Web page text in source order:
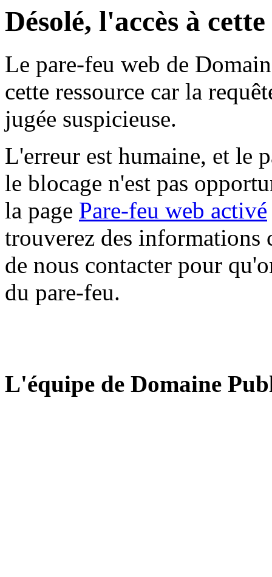
Désolé, l'accès à
Le pare-feu web de
cette ressource car la
jugée suspicieuse.
L'erreur est humaine, et le
le blocage n'est pas
la page Pare-feu web activé
trouverez des informations
de nous contacter pour
du pare-feu.
L'équipe de Domaine